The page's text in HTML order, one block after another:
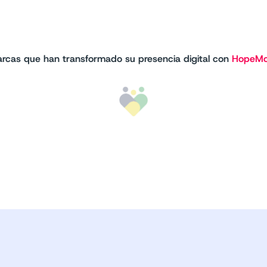
que han transformado su presencia digital con